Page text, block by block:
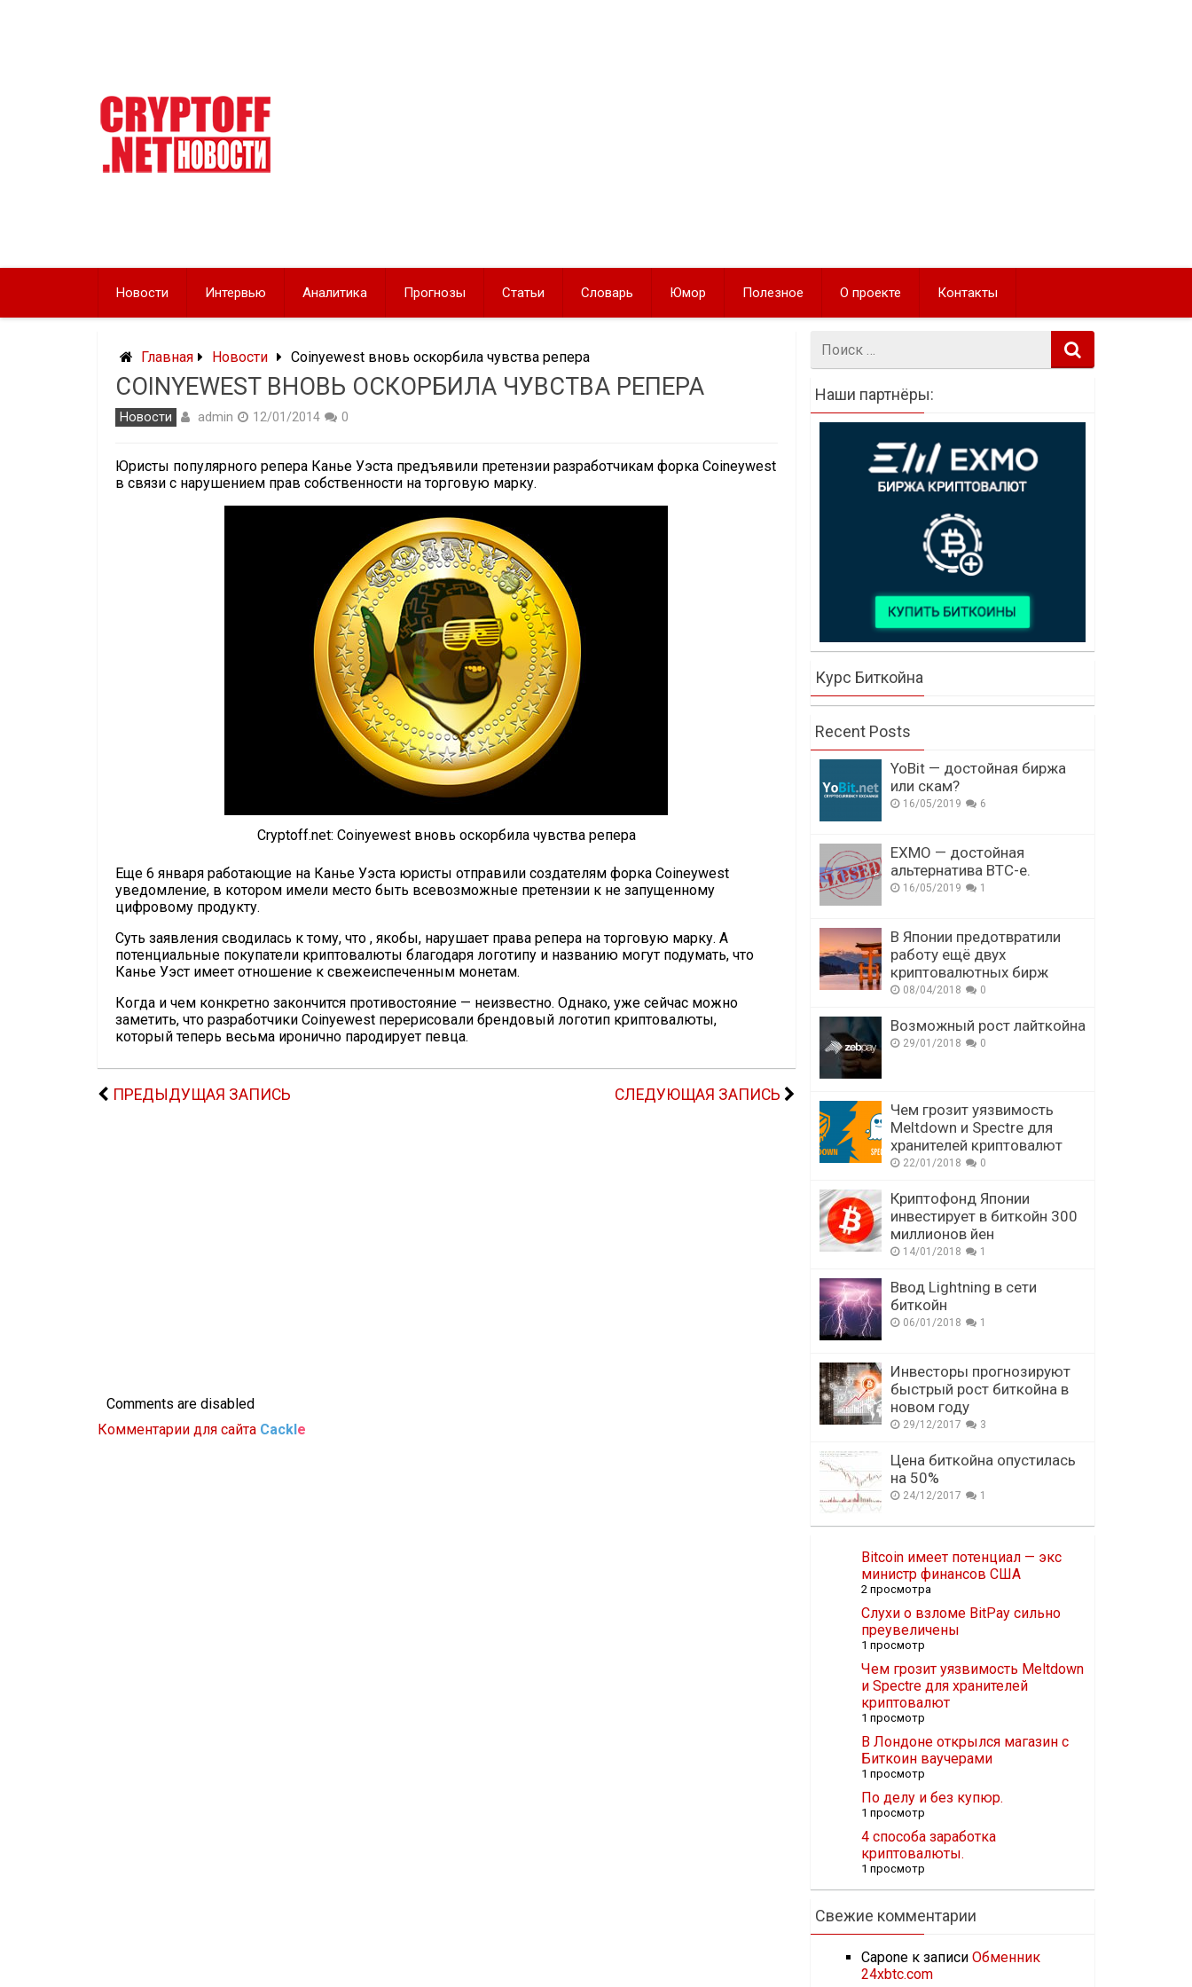
Новости Интервью Аналитика Прогнозы Статьи Словарь Юмор Полезное О проекте Контакты
Главная Новости Coinyewest вновь оскорбила чувства репера
COINYEWEST ВНОВЬ ОСКОРБИЛА ЧУВСТВА РЕПЕРА
Новости admin 12/01/2014 0
Юристы популярного репера Канье Уэста предъявили претензии разработчикам форка Coineywest
в связи с нарушением прав собственности на торговую марку.
Cryptoff.net: Coinyewest вновь оскорбила чувства репера
Еще 6 января работающие на Канье Уэста юристы отправили создателям форка Coineywest
уведомление, в котором имели место быть всевозможные претензии к не запущенному
цифровому продукту.
Суть заявления сводилась к тому, что , якобы, нарушает права репера на торговую марку. А
потенциальные покупатели криптовалюты благодаря логотипу и названию могут подумать, что
Канье Уэст имеет отношение к свежеиспеченным монетам.
Когда и чем конкретно закончится противостояние — неизвестно. Однако, уже сейчас можно
заметить, что разработчики Coinyewest перерисовали брендовый логотип криптовалюты,
который теперь весьма иронично пародирует певца.
ПРЕДЫДУЩАЯ ЗАПИСЬ СЛЕДУЮЩАЯ ЗАПИСЬ
Comments are disabled
Комментарии для сайта Cackle
Наши партнёры:
Курс Биткойна
Recent Posts
YoBit — достойная биржа
или скам?
16/05/2019 6
EXMO — достойная
альтернатива BTC-e.
16/05/2019 1
В Японии предотвратили
работу ещё двух
криптовалютных бирж
08/04/2018 0
Возможный рост лайткойна
29/01/2018 0
Чем грозит уязвимость
Meltdown и Spectre для
хранителей криптовалют
22/01/2018 0
Криптофонд Японии
инвестирует в биткойн 300
миллионов йен
14/01/2018 1
Ввод Lightning в сети
биткойн
06/01/2018 1
Инвесторы прогнозируют
быстрый рост биткойна в
новом году
29/12/2017 3
Цена биткойна опустилась
на 50%
24/12/2017 1
Bitcoin имеет потенциал — экс
министр финансов США
2 просмотра
Слухи о взломе BitPay сильно
преувеличены
1 просмотр
Чем грозит уязвимость Meltdown
и Spectre для хранителей
криптовалют
1 просмотр
В Лондоне открылся магазин с
Биткоин ваучерами
1 просмотр
По делу и без купюр.
1 просмотр
4 способа заработка
криптовалюты.
1 просмотр
Свежие комментарии
Capone к записи Обменник
24xbtc.com